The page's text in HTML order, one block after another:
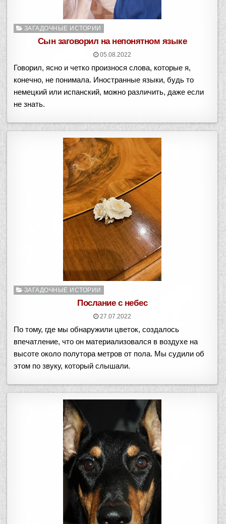
Опубликовано
ЗАГАДОЧНЫЕ ИСТОРИИ
Сын заговорил на непонятном языке
05.08.2022
Говорил, ясно и четко произнося слова, которые я,
конечно, не понимала. Иностранные языки, будь то
немецкий или испанский, можно различить, даже если
не знать.
Опубликовано
ЗАГАДОЧНЫЕ ИСТОРИИ
Послание с небес
27.07.2022
По тому, где мы обнаружили цветок, создалось
впечатление, что он материализовался в воздухе на
высоте около полутора метров от пола. Мы судили об
этом по звуку, который слышали.